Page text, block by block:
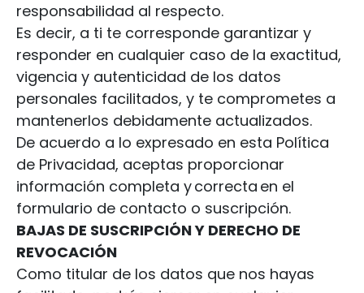
responsabilidad al respecto.
Es decir, a ti te corresponde garantizar y
responder en cualquier caso de la exactitud,
vigencia y autenticidad de los datos
personales facilitados, y te comprometes a
mantenerlos debidamente actualizados.
De acuerdo a lo expresado en esta Política
de Privacidad, aceptas proporcionar
información completa y correcta en el
formulario de contacto o suscripción.
BAJAS DE SUSCRIPCIÓN Y DERECHO DE
REVOCACIÓN
Como titular de los datos que nos hayas